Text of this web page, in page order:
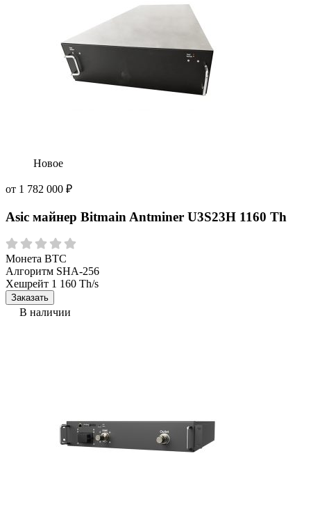
Новое
от 1 782 000 ₽
Asic майнер Bitmain Antminer U3S23H 1160 Th
Монета BTC
Алгоритм SHA-256
Хешрейт 1 160 Th/s
Заказать
В наличии